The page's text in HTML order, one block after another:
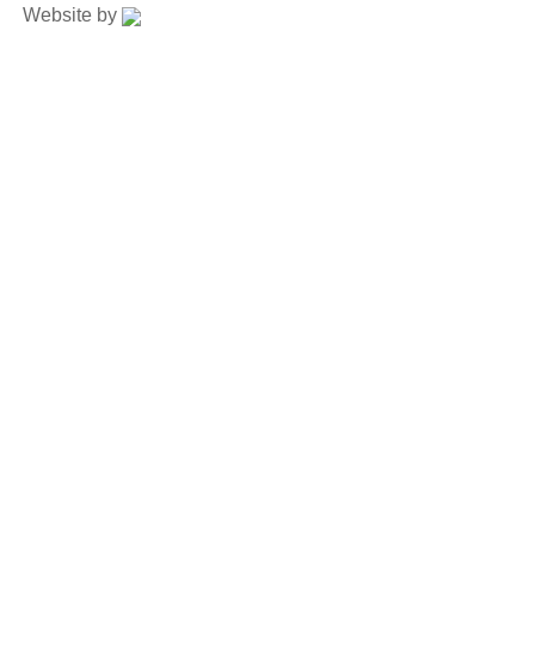
Website by